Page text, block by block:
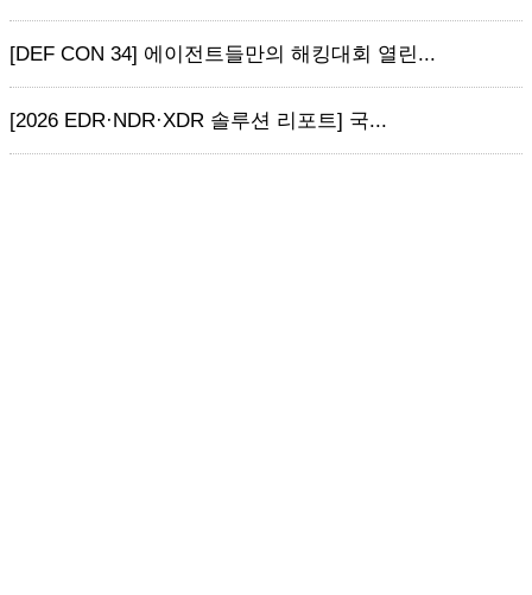
[DEF CON 34] 에이전트들만의 해킹대회 열린...
[2026 EDR·NDR·XDR 솔루션 리포트] 국...